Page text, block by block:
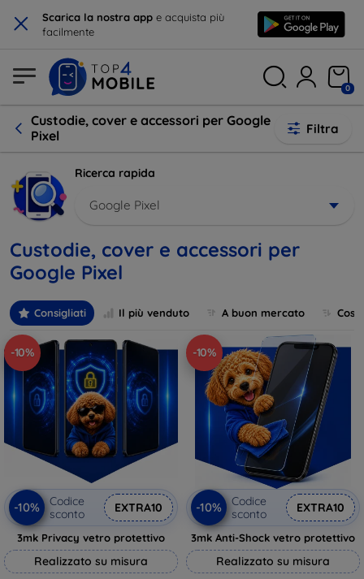
× Scarica la nostra app e acquista più
facilmente
0
Custodie, cover e accessori per Google
Pixel
Filtra
Ricerca rapida
Google Pixel
Custodie, cover e accessori per
Google Pixel
Consigliati Il più venduto A buon mercato
-10%
-10%
Codice
sconto
EXTRA10
3mk Privacy vetro protettivo
Realizzato su misura
-10%
-10%
Codice
sconto
EXTRA10
3mk Anti-Shock vetro protettivo
Realizzato su misura